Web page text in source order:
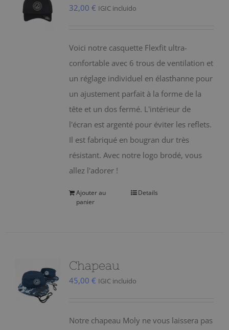
32,00 € IGIC incluido
Voici notre casquette Flexfit ultra-
confortable avec 6 trous de ventilation et
un réglage individuel en élasthanne pour
un ajustement parfait à la forme de la
tête et un dos fermé. L'intérieur de
l'écran est argenté pour éviter les reflets.
Il est fabriqué en bougran dur très
résistant. Avec notre logo brodé, vous
allez l'adorer !
Ajouter au
panier
Details
Chapeau
45,00 € IGIC incluido
Notre chapeau Moly ne vous laissera pas